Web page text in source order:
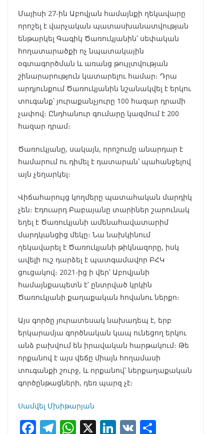
Մայիսի 27-ին Աբովյան համայնքի ղեկավարը
որոշել է վարչական պատասխանատվության
ենթարկել Գագիկ Ծառուկյանին՝ սեփական
հողատարածքի ոչ նպատակային
օգտագործման և առանց թույլտվության
շինարարություն կատարելու համար։ Դրա
արդյունքում Ծառուկյանին նշանակվել է երկու
տուգանք՝ յուրաքանչյուրը 100 հազար դրամի
չափով։ Ընդհանուր գումարը կազմում է 200
հազար դրամ։
Ծառուկյանը, սակայն, որոշումը անարդար է
համարում ու դիմել է դատարան՝ պահանջելով
այն չեղարկել։
Վիճահարույց կողմերը պատահական մարդիկ
չեն։ Էդուարդ Բաբայանը տարիներ շարունակ
եղել է Ծառուկյանի ամենահավատարիմ
մարդկանցից մեկը։ Նա նախկինում
ղեկավարել է Ծառուկյանի թիկնազորը, իսկ
ավելի ուշ դարձել է պատգամավոր ԲՀԿ
ցուցակով։ 2021-ից ի վեր՝ Աբովյանի
համայնքապետն է՝ ընտրված կրկին
Ծառուկյանի քաղաքական հովանու ներքո։
Այս գործը յուրատեսակ նախադեպ է, երբ
երկարամյա գործնական կապ ունեցող երկու
անձ բախվում են իրավական հարթակում։ Թե
որքանով է այս վեճը միայն հողամասի
տուգանքի շուրջ, և որքանով՝ ներքաղաքական
գործընթացների, դեռ պարզ չէ։
Սամվել Մխիթարյան
F T W X Li V